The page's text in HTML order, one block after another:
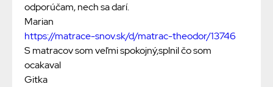
odporúčam, nech sa darí.
Marian
https://matrace-snov.sk/d/matrac-theodor/13746
S matracov som veľmi spokojný,splnil čo som
ocakaval
Gitka